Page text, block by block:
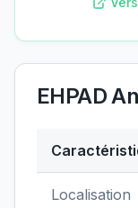
EHPAD
Localisation